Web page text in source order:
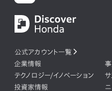
公式アカウント一覧
企業情報
テクノロジー/イノベーション
サ
投資家情報